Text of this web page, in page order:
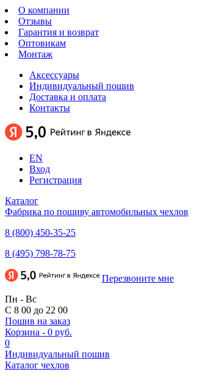
О компании
Отзывы
Гарантия и возврат
Оптовикам
Монтаж
Аксессуары
Индивидуальный пошив
Доставка и оплата
Контакты
EN
Вход
Регистрация
Каталог
Фабрика по пошиву автомобильных чехлов
8 (800) 450-35-25
8 (495) 798-78-75
Перезвоните мне
Пн - Вс
С 8 00 до 22 00
Пошив на заказ
Корзина - 0 руб.
0
Индивидуальный пошив
Каталог чехлов